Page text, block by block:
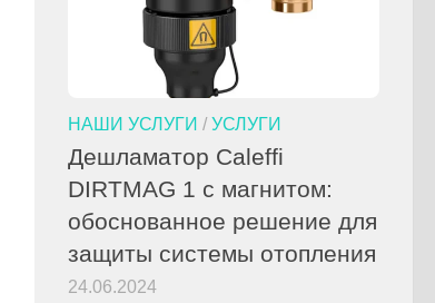
НАШИ УСЛУГИ / УСЛУГИ
Дешламатор Caleffi
DIRTMAG 1 с магнитом:
обоснованное решение для
защиты системы отопления
24.06.2024